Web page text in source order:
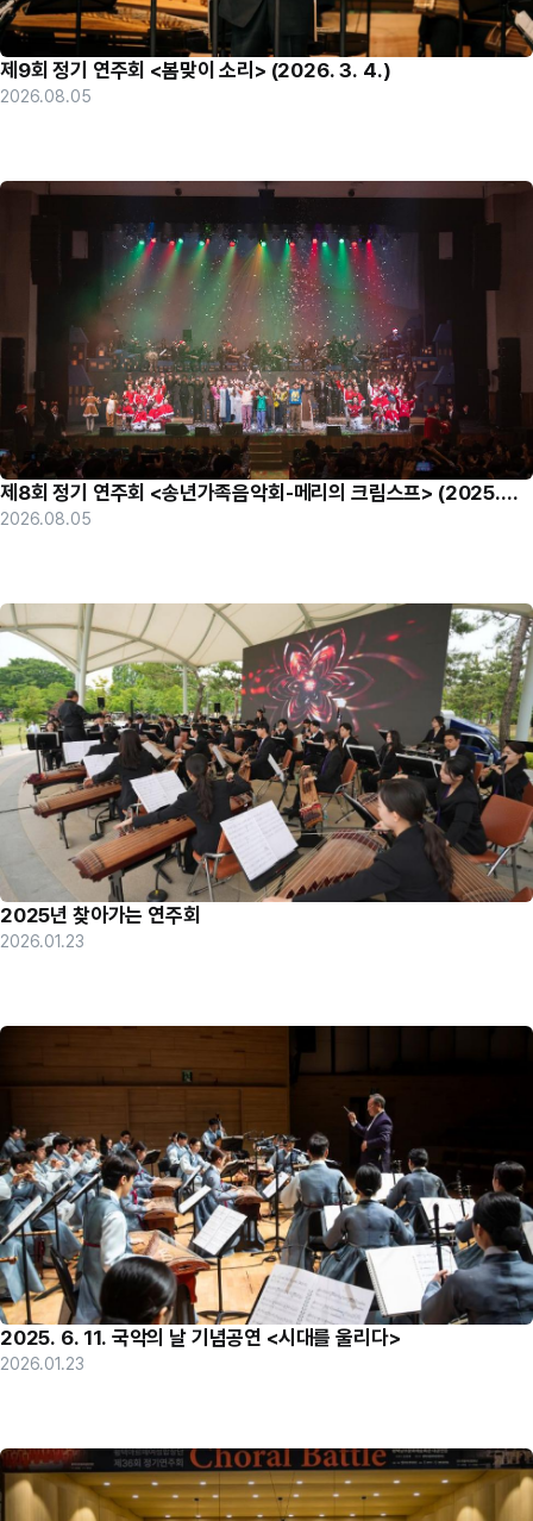
제9회 정기 연주회 <봄맞이 소리> (2026. 3. 4.)
2026.08.05
제8회 정기 연주회 <송년가족음악회-메리의 크림스프> (2025.
12. 11.)
2026.08.05
2025년 찾아가는 연주회
2026.01.23
2025. 6. 11. 국악의 날 기념공연 <시대를 울리다>
2026.01.23